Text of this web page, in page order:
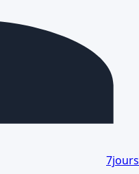
7jours